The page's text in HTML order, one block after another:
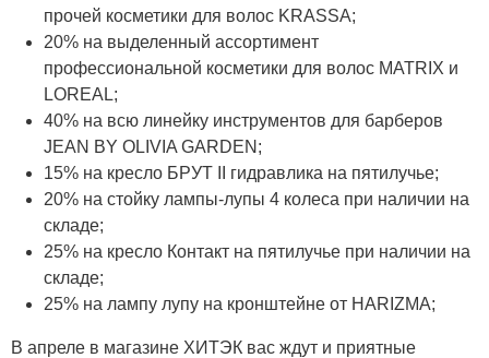
прочей косметики для волос KRASSA;
20% на выделенный ассортимент
профессиональной косметики для волос MATRIX и
LOREAL;
40% на всю линейку инструментов для барберов
JEAN BY OLIVIA GARDEN;
15% на кресло БРУТ II гидравлика на пятилучье;
20% на стойку лампы-лупы 4 колеса при наличии на
складе;
25% на кресло Контакт на пятилучье при наличии на
складе;
25% на лампу лупу на кронштейне от HARIZMA;
В апреле в магазине ХИТЭК вас ждут и приятные